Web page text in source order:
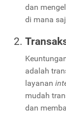
dan
di mana
adalah
layanan
mudah
dan